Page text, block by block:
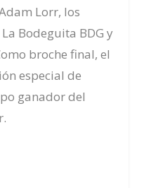
Lorr, los
Bodeguita BDG y
broche final, el
especial de
ganador del